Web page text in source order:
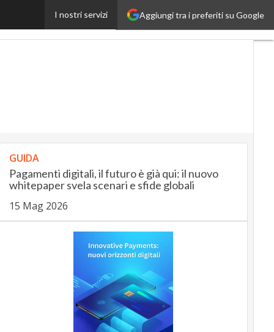
Aggiungi tra i preferiti su Google
I nostri servizi
I casi e le ragioni
Ultimi
articoli
SmartMobilityUp
Startup
GUIDA
Pagamenti digitali, il futuro è già qui: il nuovo
whitepaper svela scenari e sfide globali
15 Mag 2026